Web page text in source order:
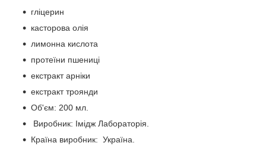
гліцерин
касторова олія
лимонна кислота
протеїни пшениці
екстракт арніки
екстракт троянди
Об'єм: 200 мл.
Виробник: Імідж Лабораторія.
Країна виробник: Україна.